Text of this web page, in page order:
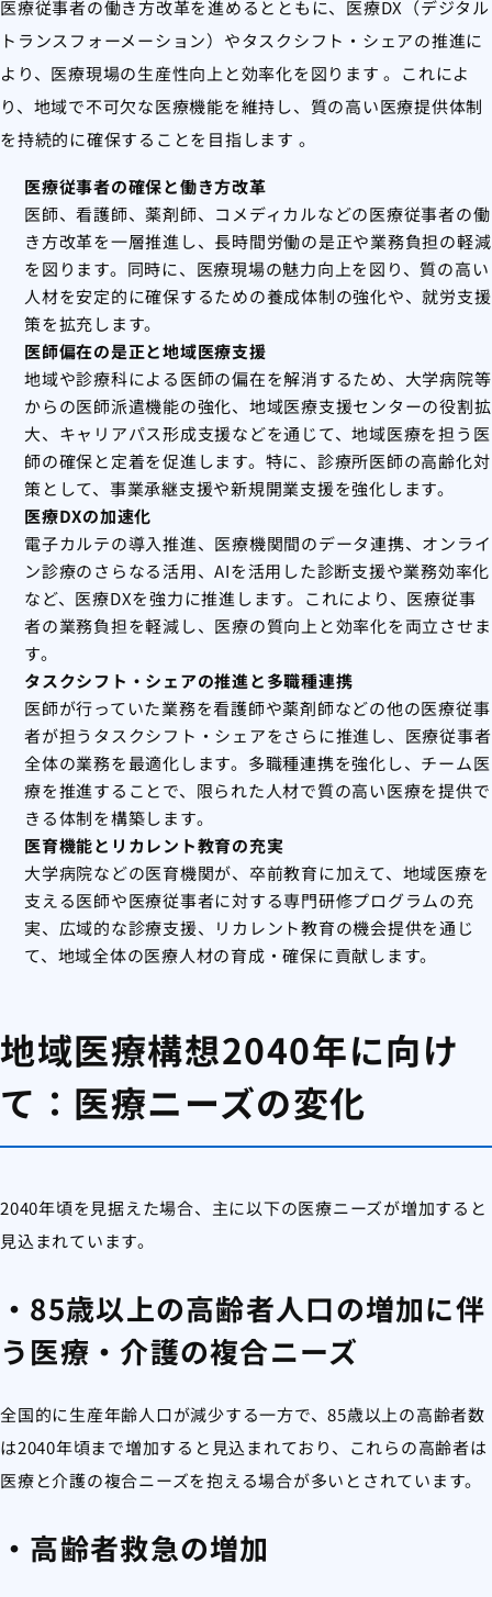
医療従事者の働き方改革を進めるとともに、医療DX（デジタル
トランスフォーメーション）やタスクシフト・シェアの推進に
より、医療現場の生産性向上と効率化を図ります。これによ
り、地域で不可欠な医療機能を維持し、質の高い医療提供体制
を持続的に確保することを目指します 。
医療従事者の確保と働き方改革
医師、看護師、薬剤師、コメディカルなどの医療従事者の働
き方改革を一層推進し、長時間労働の是正や業務負担の軽減
を図ります。同時に、医療現場の魅力向上を図り、質の高い
人材を安定的に確保するための養成体制の強化や、就労支援
策を拡充します。
医師偏在の是正と地域医療支援
地域や診療科による医師の偏在を解消するため、大学病院等
からの医師派遣機能の強化、地域医療支援センターの役割拡
大、キャリアパス形成支援などを通じて、地域医療を担う医
師の確保と定着を促進します。特に、診療所医師の高齢化対
策として、事業承継支援や新規開業支援を強化します。
医療DXの加速化
電子カルテの導入推進、医療機関間のデータ連携、オンライ
ン診療のさらなる活用、AIを活用した診断支援や業務効率化
など、医療DXを強力に推進します。これにより、医療従事
者の業務負担を軽減し、医療の質向上と効率化を両立させま
す。
タスクシフト・シェアの推進と多職種連携
医師が行っていた業務を看護師や薬剤師などの他の医療従事
者が担うタスクシフト・シェアをさらに推進し、医療従事者
全体の業務を最適化します。多職種連携を強化し、チーム医
療を推進することで、限られた人材で質の高い医療を提供で
きる体制を構築します。
医育機能とリカレント教育の充実
大学病院などの医育機関が、卒前教育に加えて、地域医療を
支える医師や医療従事者に対する専門研修プログラムの充
実、広域的な診療支援、リカレント教育の機会提供を通じ
て、地域全体の医療人材の育成・確保に貢献します。
地域医療構想2040年に向け
て：医療ニーズの変化
2040年頃を見据えた場合、主に以下の医療ニーズが増加すると
見込まれています。
・85歳以上の高齢者人口の増加に伴
う医療・介護の複合ニーズ
全国的に生産年齢人口が減少する一方で、85歳以上の高齢者数
は2040年頃まで増加すると見込まれており、これらの高齢者は
医療と介護の複合ニーズを抱える場合が多いとされています。
・高齢者救急の増加